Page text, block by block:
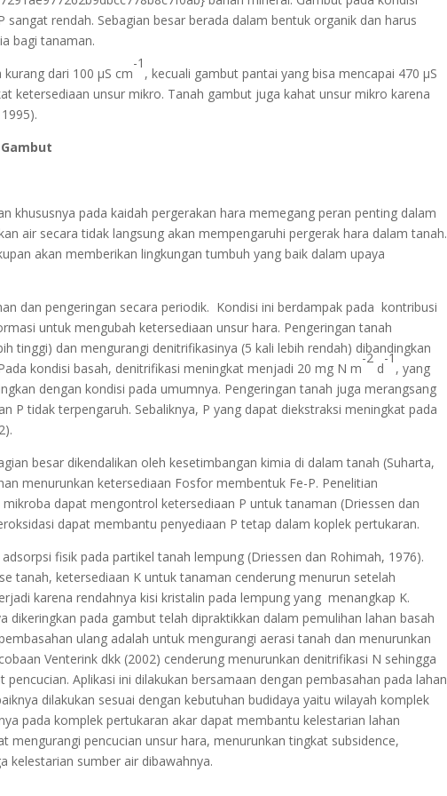
rendah. Sebagian besar berada dalam bentuk organik dan harus
bagi tanaman.
dari 100 µS cm
-1
, kecuali gambut pantai yang bisa mencapai 470 µS
ketersediaan unsur mikro. Tanah gambut juga kahat unsur mikro karena
khususnya pada kaidah pergerakan hara memegang peran penting dalam
air secara tidak langsung akan mempengaruhi pergerak hara dalam tanah.
akan memberikan lingkungan tumbuh yang baik dalam upaya
dan pengeringan secara periodik. Kondisi ini berdampak pada kontribusi
untuk mengubah ketersediaan unsur hara. Pengeringan tanah
tinggi) dan mengurangi denitrifikasinya (5 kali lebih rendah) dibandingkan
kondisi basah, denitrifikasi meningkat menjadi 20 mg N m
-2
d
-1
, yang
dengan kondisi pada umumnya. Pengeringan tanah juga merangsang
P tidak terpengaruh. Sebaliknya, P yang dapat diekstraksi meningkat pada
besar dikendalikan oleh kesetimbangan kimia di dalam tanah (Suharta,
menurunkan ketersediaan Fosfor membentuk Fe-P. Penelitian
dapat mengontrol ketersediaan P untuk tanaman (Driessen dan
dapat membantu penyediaan P tetap dalam koplek pertukaran.
fisik pada partikel tanah lempung (Driessen dan Rohimah, 1976).
tanah, ketersediaan K untuk tanaman cenderung menurun setelah
karena rendahnya kisi kristalin pada lempung yang menangkap K.
dikeringkan pada gambut telah dipraktikkan dalam pemulihan lahan basah
ulang adalah untuk mengurangi aerasi tanah dan menurunkan
Venterink dkk (2002) cenderung menurunkan denitrifikasi N sehingga
Aplikasi ini dilakukan bersamaan dengan pembasahan pada lahan
dilakukan sesuai dengan kebutuhan budidaya yaitu wilayah komplek
pada komplek pertukaran akar dapat membantu kelestarian lahan
mengurangi pencucian unsur hara, menurunkan tingkat subsidence,
kelestarian sumber air dibawahnya.